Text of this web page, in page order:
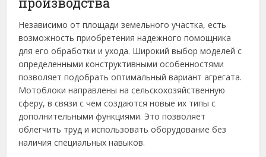
Независимо от площади земельного участка, есть
возможность приобретения надежного помощника
для его обработки и ухода. Широкий выбор моделей с
определенными конструктивными особенностями
позволяет подобрать оптимальный вариант агрегата.
Мотоблоки направлены на сельскохозяйственную
сферу, в связи с чем создаются новые их типы с
дополнительными функциями. Это позволяет
облегчить труд и использовать оборудование без
наличия специальных навыков.